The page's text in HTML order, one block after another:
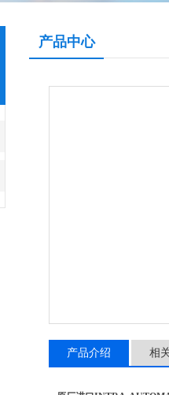
产品中心
产品介绍 相